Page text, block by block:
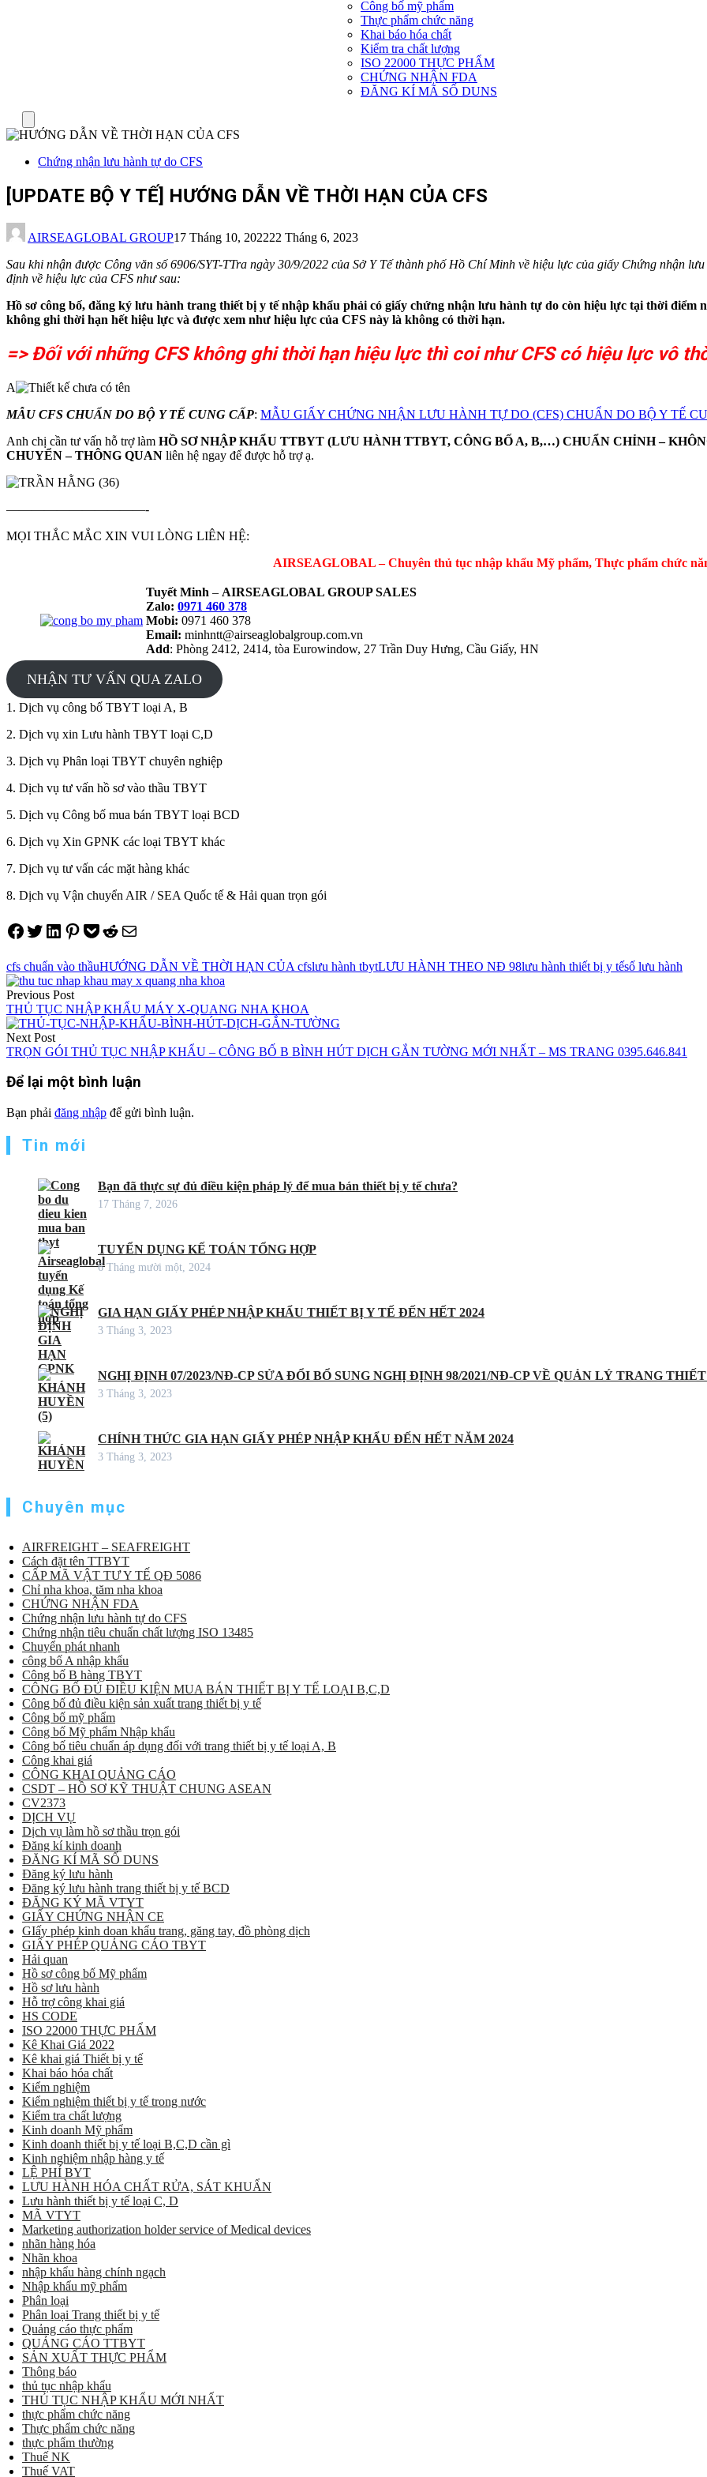
Dịch
vụ
khác
Công bố mỹ phẩm
Thực phẩm chức năng
Khai báo hóa chất
Kiểm tra chất lượng
ISO 22000 THỰC PHẨM
CHỨNG NHẬN FDA
ĐĂNG KÍ MÃ SỐ DUNS
Chứng nhận lưu hành tự do CFS
[UPDATE BỘ Y TẾ] HƯỚNG DẪN VỀ THỜI HẠN CỦA CFS
AIRSEAGLOBAL GROUP17 Tháng 10, 202222 Tháng 6, 2023
Sau khi nhận được Công văn số 6906/SYT-TTra ngày 30/9/2022 của Sở Y Tế thành phố Hồ Chí Minh về hiệu lực của giấy Chứng nhận
định về hiệu lực của CFS như sau:
Hồ sơ công bố, đăng ký lưu hành trang thiết bị y tế nhập khẩu phải có giấy chứng nhận lưu hành tự do còn hiệu lực tại thời điểm
không ghi thời hạn hết hiệu lực và được xem như hiệu lực của CFS này là không có thời hạn.
=> Đối với những CFS không ghi thời hạn hiệu lực thì coi như CFS có hiệu lực vô
A
MẪU CFS CHUẨN DO BỘ Y TẾ CUNG CẤP: MẪU GIẤY CHỨNG NHẬN LƯU HÀNH TỰ DO (CFS) CHUẨN DO BỘ Y TẾ
Anh chị cần tư vấn hỗ trợ làm HỒ SƠ NHẬP KHẨU TTBYT (LƯU HÀNH TTBYT, CÔNG BỐ A, B,…) CHUẨN CHỈNH –
CHUYỂN – THÔNG QUAN liên hệ ngay để được hỗ trợ ạ.
———————————-
MỌI THẮC MẮC XIN VUI LÒNG LIÊN HỆ:
AIRSEAGLOBAL – Chuyên thủ tục nhập khẩu Mỹ phẩm, Thực phẩm chức
Tuyết Minh – AIRSEAGLOBAL GROUP SALES
Zalo: 0971 460 378
Mobi: 0971 460 378
Email: minhntt@airseaglobalgroup.com.vn
Add: Phòng 2412, 2414, tòa Eurowindow, 27 Trần Duy Hưng, Cầu Giấy, HN
NHẬN TƯ VẤN QUA ZALO
1. Dịch vụ công bố TBYT loại A, B
2. Dịch vụ xin Lưu hành TBYT loại C,D
3. Dịch vụ Phân loại TBYT chuyên nghiệp
4. Dịch vụ tư vấn hồ sơ vào thầu TBYT
5. Dịch vụ Công bố mua bán TBYT loại BCD
6. Dịch vụ Xin GPNK các loại TBYT khác
7. Dịch vụ tư vấn các mặt hàng khác
8. Dịch vụ Vận chuyển AIR / SEA Quốc tế & Hải quan trọn gói
Share on Facebook
Tweet on Twitter
Share on LinkedIn
Pin on Pinterest
Save to pocket
Share on Reddit
Share via Email
cfs chuẩn vào thầuHƯỚNG DẪN VỀ THỜI HẠN CỦA cfslưu hành tbytLƯU HÀNH THEO NĐ 98lưu hành thiết bị y tếsố lưu hành
Điều
hướng
bài
viết
Previous Post
THỦ TỤC NHẬP KHẨU MÁY X-QUANG NHA KHOA
Next Post
TRỌN GÓI THỦ TỤC NHẬP KHẨU – CÔNG BỐ B BÌNH HÚT DỊCH GẮN TƯỜNG MỚI NHẤT – MS TRANG 0395.646.841
Để lại một bình luận
Bạn phải đăng nhập để gửi bình luận.
Tin mới
Bạn đã thực sự đủ điều kiện pháp lý để mua bán thiết bị y tế chưa?
17 Tháng 7, 2026
TUYỂN DỤNG KẾ TOÁN TỔNG HỢP
6 Tháng mười một, 2024
GIA HẠN GIẤY PHÉP NHẬP KHẨU THIẾT BỊ Y TẾ ĐẾN HẾT 2024
3 Tháng 3, 2023
NGHỊ ĐỊNH 07/2023/NĐ-CP SỬA ĐỔI BỔ SUNG NGHỊ ĐỊNH 98/2021/NĐ-CP VỀ QUẢN LÝ TRANG
3 Tháng 3, 2023
CHÍNH THỨC GIA HẠN GIẤY PHÉP NHẬP KHẨU ĐẾN HẾT NĂM 2024
3 Tháng 3, 2023
Chuyên mục
AIRFREIGHT – SEAFREIGHT
Cách đặt tên TTBYT
CẤP MÃ VẬT TƯ Y TẾ QĐ 5086
Chỉ nha khoa, tăm nha khoa
CHỨNG NHẬN FDA
Chứng nhận lưu hành tự do CFS
Chứng nhận tiêu chuẩn chất lượng ISO 13485
Chuyển phát nhanh
công bố A nhập khẩu
Công bố B hàng TBYT
CÔNG BỐ ĐỦ ĐIỀU KIỆN MUA BÁN THIẾT BỊ Y TẾ LOẠI B,C,D
Công bố đủ điều kiện sản xuất trang thiết bị y tế
Công bố mỹ phẩm
Công bố Mỹ phẩm Nhập khẩu
Công bố tiêu chuẩn áp dụng đối với trang thiết bị y tế loại A, B
Công khai giá
CÔNG KHAI QUẢNG CÁO
CSDT – HỒ SƠ KỸ THUẬT CHUNG ASEAN
CV2373
DỊCH VỤ
Dịch vụ làm hồ sơ thầu trọn gói
Đăng kí kinh doanh
ĐĂNG KÍ MÃ SỐ DUNS
Đăng ký lưu hành
Đăng ký lưu hành trang thiết bị y tế BCD
ĐĂNG KÝ MÃ VTYT
GIẤY CHỨNG NHẬN CE
GIấy phép kinh doan khẩu trang, găng tay, đồ phòng dịch
GIẤY PHÉP QUẢNG CÁO TBYT
Hải quan
Hồ sơ công bố Mỹ phẩm
Hồ sơ lưu hành
Hỗ trợ công khai giá
HS CODE
ISO 22000 THỰC PHẨM
Kê Khai Giá 2022
Kê khai giá Thiết bị y tế
Khai báo hóa chất
Kiểm nghiệm
Kiểm nghiệm thiết bị y tế trong nước
Kiểm tra chất lượng
Kinh doanh Mỹ phẩm
Kinh doanh thiết bị y tế loại B,C,D cần gì
Kinh nghiệm nhập hàng y tế
LỆ PHÍ BYT
LƯU HÀNH HÓA CHẤT RỬA, SÁT KHUẨN
Lưu hành thiết bị y tế loại C, D
MÃ VTYT
Marketing authorization holder service of Medical devices
nhãn hàng hóa
Nhãn khoa
nhập khẩu hàng chính ngạch
Nhập khẩu mỹ phẩm
Phân loại
Phân loại Trang thiết bị y tế
Quảng cáo thực phẩm
QUẢNG CÁO TTBYT
SẢN XUẤT THỰC PHẨM
Thông báo
thủ tục nhập khẩu
THỦ TỤC NHẬP KHẨU MỚI NHẤT
thực phẩm chức năng
Thực phẩm chức năng
thực phẩm thường
Thuế NK
Thuế VAT